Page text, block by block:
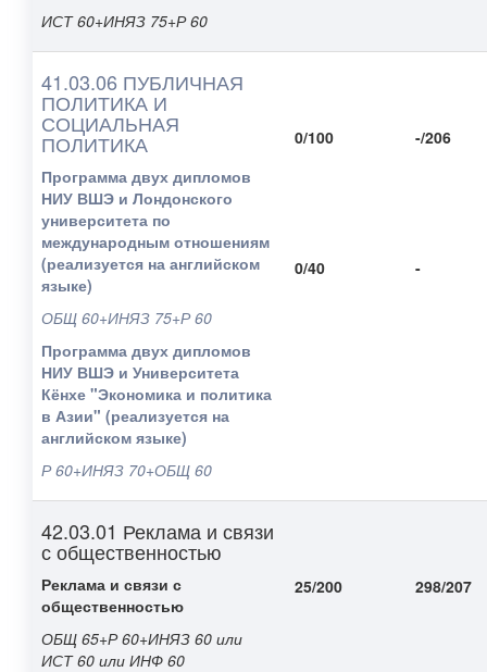
ИСТ 60+ИНЯЗ 75+Р 60
41.03.06 ПУБЛИЧНАЯ
ПОЛИТИКА И
СОЦИАЛЬНАЯ
ПОЛИТИКА
Программа двух дипломов
НИУ ВШЭ и Лондонского
университета по
международным отношениям
(реализуется на английском
языке)
ОБЩ 60+ИНЯЗ 75+Р 60
Программа двух дипломов
НИУ ВШЭ и Университета
Кёнхе "Экономика и политика
в Азии" (реализуется на
английском языке)
Р 60+ИНЯЗ 70+ОБЩ 60
0/100
0/40
-/206
-
42.03.01 Реклама и связи
с общественностью
Реклама и связи с
общественностью
ОБЩ 65+Р 60+ИНЯЗ 60 или
ИСТ 60 или ИНФ 60
25/200 298/207